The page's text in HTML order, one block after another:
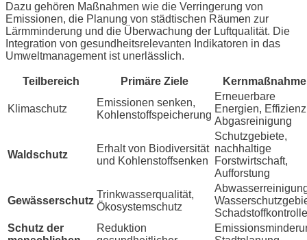
Dazu gehören Maßnahmen wie die Verringerung von
Emissionen, die Planung von städtischen Räumen zur
Lärmminderung und die Überwachung der Luftqualität. Die
Integration von gesundheitsrelevanten Indikatoren in das
Umweltmanagement ist unerlässlich.
Teilbereich Primäre Ziele
Klimaschutz
Emissionen senken,
Kohlenstoffspeicherung
Erneuerbare
Energien,
Abgasreinigung
Waldschutz
Erhalt von Biodiversität
und Kohlenstoffsenken
Schutzgebiete,
nachhaltige
Forstwirtschaft,
Aufforstung
Gewässerschutz
Trinkwasserqualität,
Ökosystemschutz
Schadstoffkontrolle
Schutz der
Reduktion